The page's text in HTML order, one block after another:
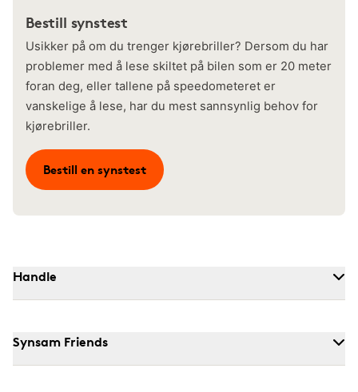
Bestill synstest
Usikker på om du trenger kjørebriller? Dersom du har
problemer med å lese skiltet på bilen som er 20 meter
foran deg, eller tallene på speedometeret er
vanskelige å lese, har du mest sannsynlig behov for
kjørebriller.
Bestill en synstest
Handle
Synsam Friends